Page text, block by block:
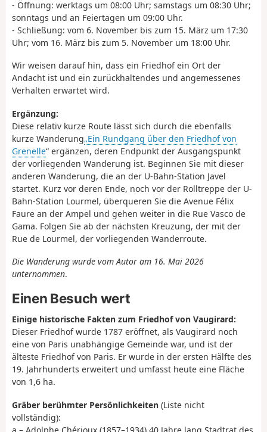
- Öffnung: werktags um 08:00 Uhr; samstags um 08:30 Uhr;
sonntags und an Feiertagen um 09:00 Uhr.
- Schließung: vom 6. November bis zum 15. März um 17:30
Uhr; vom 16. März bis zum 5. November um 18:00 Uhr.
Wir weisen darauf hin, dass ein Friedhof ein Ort der
Andacht ist und ein zurückhaltendes und angemessenes
Verhalten erwartet wird.
Ergänzung:
Diese relativ kurze Route lässt sich durch die ebenfalls
kurze Wanderung„Ein Rundgang über den Friedhof von
Grenelle“ ergänzen, deren Endpunkt der Ausgangspunkt
der vorliegenden Wanderung ist. Beginnen Sie mit dieser
anderen Wanderung, die an der U-Bahn-Station Javel
startet. Kurz vor deren Ende, noch vor der Rolltreppe der U-
Bahn-Station Lourmel, überqueren Sie die Avenue Félix
Faure an der Ampel und gehen weiter in die Rue Vasco de
Gama. Folgen Sie ab der nächsten Kreuzung, der mit der
Rue de Lourmel, der vorliegenden Wanderroute.
Die Wanderung wurde vom Autor am 16. Mai 2026
unternommen.
Einen Besuch wert
Einige historische Fakten zum Friedhof von Vaugirard:
Dieser Friedhof wurde 1787 eröffnet, als Vaugirard noch
eine von Paris unabhängige Gemeinde war, und ist der
älteste Friedhof von Paris. Er wurde in der ersten Hälfte des
19. Jahrhunderts erweitert und umfasst heute eine Fläche
von 1,6 ha.
Gräber berühmter Persönlichkeiten (Liste nicht
vollständig):
a – Adolphe Chérioux (1857–1934) 40 Jahre lang Stadtrat des